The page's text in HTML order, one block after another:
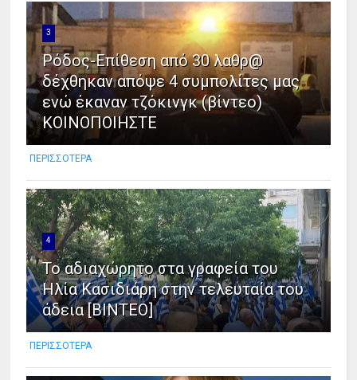
3
Ρόδος-Επίθεση από 30 λαθρ@
δέχθηκαν απόψε 4 συμπολίτες μας
ενώ έκαναν τζόκινγκ (βίντεο)
ΚΟΙΝΟΠΟΙΗΣΤΕ
ΠΕΡΙΣΣΟΤΕΡΑ
4
Το αδιαχώρητο στα γραφεία του
Ηλία Κασιδιάρη στην τελευταία του
άδεια [ΒΙΝΤΕΟ]
ΠΕΡΙΣΣΟΤΕΡΑ